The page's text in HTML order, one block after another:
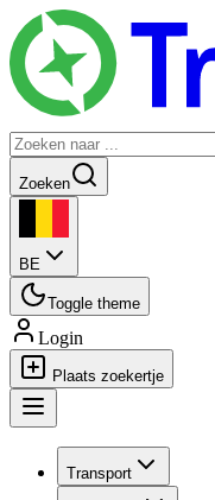
Zoeken
BE
Toggle theme
Login
Plaats zoekertje
Transport